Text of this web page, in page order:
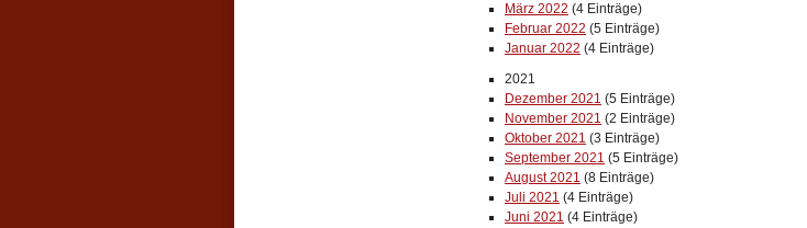
März 2022 (4 Einträge)
Februar 2022 (5 Einträge)
Januar 2022 (4 Einträge)
2021
Dezember 2021 (5 Einträge)
November 2021 (2 Einträge)
Oktober 2021 (3 Einträge)
September 2021 (5 Einträge)
August 2021 (8 Einträge)
Juli 2021 (4 Einträge)
Juni 2021 (4 Einträge)